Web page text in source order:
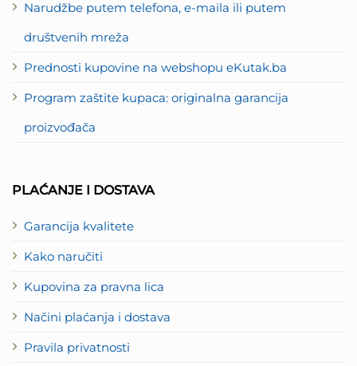
Narudžbe putem telefona, e-maila ili putem
društvenih mreža
Prednosti kupovine na webshopu eKutak.ba
Program zaštite kupaca: originalna garancija
proizvođača
PLAĆANJE I DOSTAVA
Garancija kvalitete
Kako naručiti
Kupovina za pravna lica
Načini plaćanja i dostava
Pravila privatnosti